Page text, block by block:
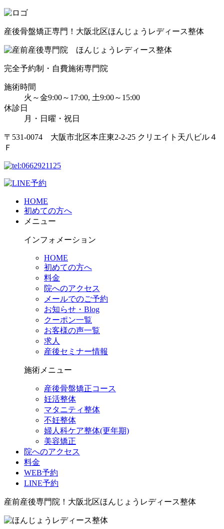
産後骨盤矯正専門！大阪北区ほんじょうレディース整体
完全予約制・自費施術専門院
施術時間
火～金9:00～17:00, 土9:00～15:00
休診日
月・日曜・祝日
〒531-0074 大阪市北区本庄東2-2-25 クリエイト天八ビル４
Ｆ
HOME
初めての方へ
メニュー
インフォメーション
HOME
初めての方へ
料金
院へのアクセス
メールでのご予約
お知らせ・Blog
クーポン一覧
お客様の声一覧
求人
産後セミナー情報
施術メニュー
産後骨盤矯正コース
妊活整体
マタニティ整体
不妊整体
婦人科ケア整体(更年期)
美容矯正
院へのアクセス
料金
WEB予約
LINE予約
産前産後専門院！大阪北区ほんじょうレディース整体